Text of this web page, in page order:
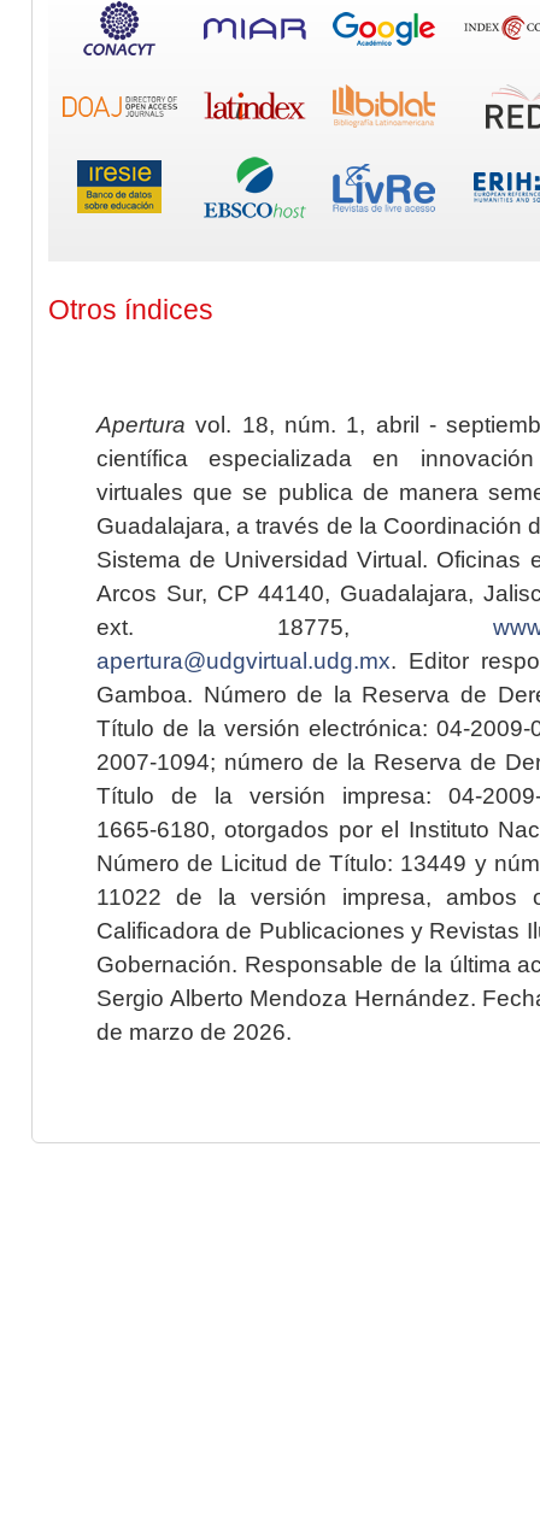
Otros índices
Apertura vol. 18, núm. 1, abril -
científica especializada en
virtuales que se publica de manera
Guadalajara, a través de la Coordinación
Sistema de Universidad Virtual. Oficinas
Arcos Sur, CP 44140, Guadalajara,
ext. 18775,
apertura@udgvirtual.udg.mx. Editor
Gamboa. Número de la Reserva de
Título de la versión electrónica: 04-2009-
2007-1094; número de la Reserva de
Título de la versión impresa: 04-2009-
1665-6180, otorgados por el Instituto
Número de Licitud de Título: 13449 y
11022 de la versión impresa, ambos
Calificadora de Publicaciones y Revistas
Gobernación. Responsable de la última
Sergio Alberto Mendoza Hernández.
de marzo de 2026.